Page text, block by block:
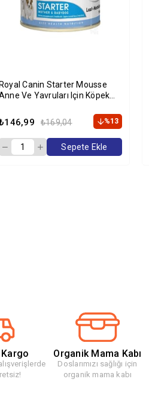
Royal Canin Starter Mousse
Ve Yavruları Için Köpek
₺169,04 %13
Sepete Ekle
Organik Mama Kabı
Doslarımızı sağlığı için
organik mama kabı